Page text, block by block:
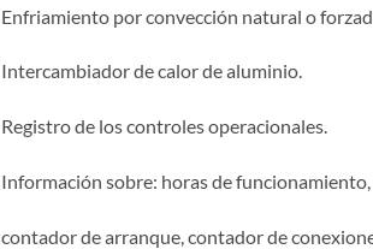
Enfriamiento por convección natural o
Intercambiador de calor de aluminio.
Registro de los controles operacionales.
Información sobre: horas de funcionamiento,
contador de arranque, contador de